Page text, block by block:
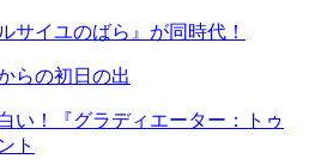
サイユのばら』が同時代！
らの初日の出
い！『グラディエーター：トゥ
ト